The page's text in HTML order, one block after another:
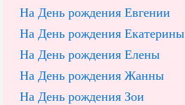
На День рождения Евгении
На День рождения Екатерины
На День рождения Елены
На День рождения Жанны
На День рождения Зои